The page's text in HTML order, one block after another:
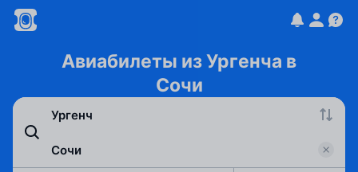
Авиабилеты из Ургенча в
Сочи